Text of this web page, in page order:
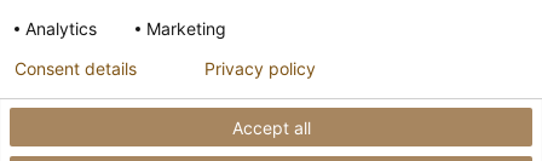
+47 23 27 27 00
post@raederbing.no
Analytics
Marketing
Accept all
Consent details Privacy policy